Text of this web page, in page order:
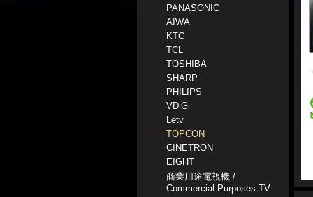
PANASONIC
AIWA
KTC
TCL
TOSHIBA
SHARP
PHILIPS
VDiGi
Letv
TOPCON
CINETRON
EIGHT
商業用途電視機 /
Commercial Purposes TV